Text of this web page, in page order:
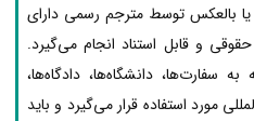
یا بالعکس توسط مترجم رسمی دارای
و قابل استناد انجام می‌گیرد.
سفارت‌ها، دانشگاه‌ها، دادگاه‌ها،
مورد استفاده قرار می‌گیرد و باید